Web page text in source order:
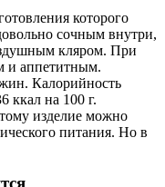
которого
сочным внутри,
кляром. При
и аппетитным.
Калорийность
ккал на 100 г.
изделие можно
питания. Но в